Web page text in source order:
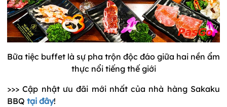
Bữa tiệc buffet là sự pha trộn độc đáo giữa hai nền ẩm
thực nổi tiếng thế giới
>>> Cập nhật ưu đãi mới nhất của nhà hàng Sakaku
BBQ tại đây!